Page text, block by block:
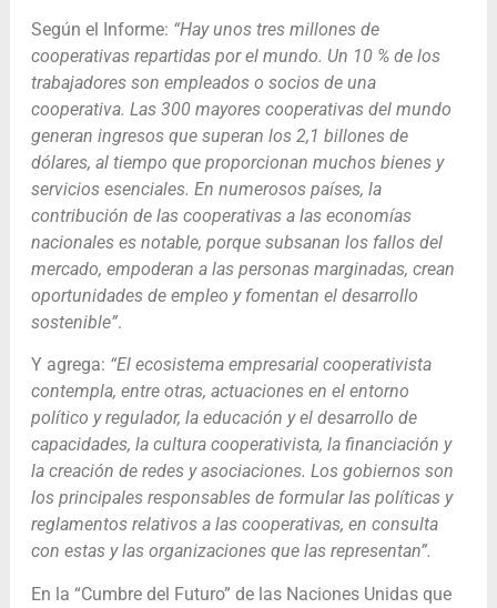
Según el Informe: “Hay unos tres millones de
cooperativas repartidas por el mundo. Un 10 % de los
trabajadores son empleados o socios de una
cooperativa. Las 300 mayores cooperativas del mundo
generan ingresos que superan los 2,1 billones de
dólares, al tiempo que proporcionan muchos bienes y
servicios esenciales. En numerosos países, la
contribución de las cooperativas a las economías
nacionales es notable, porque subsanan los fallos del
mercado, empoderan a las personas marginadas, crean
oportunidades de empleo y fomentan el desarrollo
sostenible”.
Y agrega: “El ecosistema empresarial cooperativista
contempla, entre otras, actuaciones en el entorno
político y regulador, la educación y el desarrollo de
capacidades, la cultura cooperativista, la financiación y
la creación de redes y asociaciones. Los gobiernos son
los principales responsables de formular las políticas y
reglamentos relativos a las cooperativas, en consulta
con estas y las organizaciones que las representan”.
En la “Cumbre del Futuro” de las Naciones Unidas que